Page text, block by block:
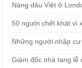
Nàng dâu Việt ở
50 người chết khát vì
Những người nhập
Giám đốc nhà tang lễ